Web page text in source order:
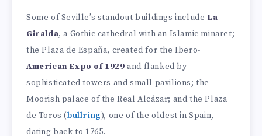
Some of Seville’s standout buildings include La
Giralda, a Gothic cathedral with an Islamic minaret;
the Plaza de España, created for the Ibero-
American Expo of 1929 and flanked by
sophisticated towers and small pavilions; the
Moorish palace of the Real Alcázar; and the Plaza
de Toros (bullring), one of the oldest in Spain,
dating back to 1765.